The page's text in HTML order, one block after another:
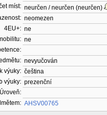
míst: neurčen / neurčen (neurčen)
neomezen
4EU+: ne
ne
nevyučován
výuky: čeština
výuky: prezenční
Úroveň:
AHSV00765